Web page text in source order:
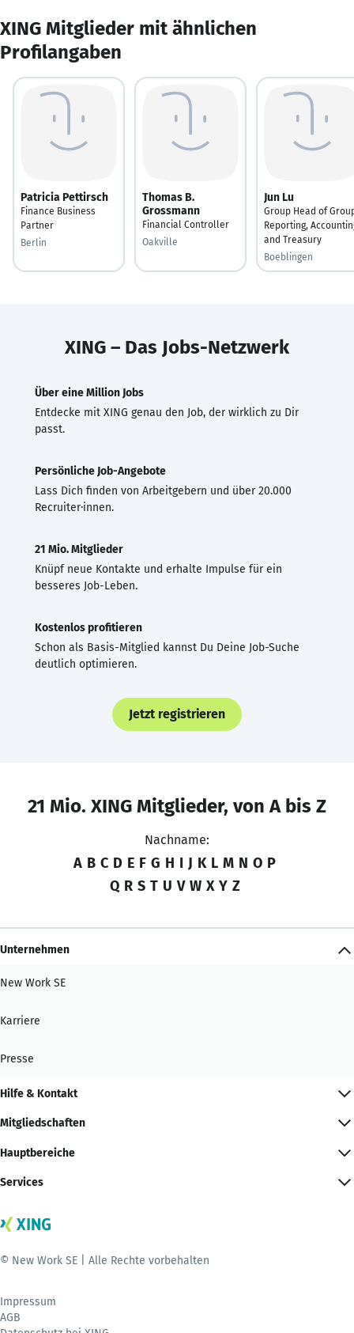
XING Mitglieder mit ähnlichen
Profilangaben
Patricia Pettirsch
Finance Business
Partner
Berlin
Thomas B.
Grossmann
Financial Controller
Oakville
Jun Lu
Group Head of
Reporting,
and Treasury
Boeblingen
XING – Das Jobs-Netzwerk
Über eine Million Jobs
Entdecke mit XING genau den Job, der wirklich zu Dir
passt.
Persönliche Job-Angebote
Lass Dich finden von Arbeitgebern und über 20.000
Recruiter·innen.
21 Mio. Mitglieder
Knüpf neue Kontakte und erhalte Impulse für ein
besseres Job-Leben.
Kostenlos profitieren
Schon als Basis-Mitglied kannst Du Deine Job-Suche
deutlich optimieren.
Jetzt registrieren
21 Mio. XING Mitglieder, von A bis Z
Nachname:
A B C D E F G H I J K L M N O P
Q R S T U V W X Y Z
Unternehmen
New Work SE
Karriere
Presse
Hilfe & Kontakt
Mitgliedschaften
Hauptbereiche
Services
© New Work SE | Alle Rechte vorbehalten
Impressum
AGB